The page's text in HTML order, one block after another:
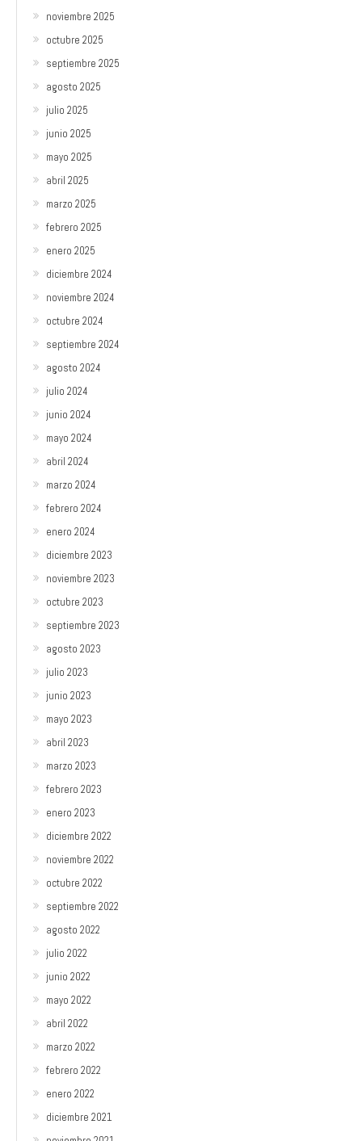
noviembre 2025
octubre 2025
septiembre 2025
agosto 2025
julio 2025
junio 2025
mayo 2025
abril 2025
marzo 2025
febrero 2025
enero 2025
diciembre 2024
noviembre 2024
octubre 2024
septiembre 2024
agosto 2024
julio 2024
junio 2024
mayo 2024
abril 2024
marzo 2024
febrero 2024
enero 2024
diciembre 2023
noviembre 2023
octubre 2023
septiembre 2023
agosto 2023
julio 2023
junio 2023
mayo 2023
abril 2023
marzo 2023
febrero 2023
enero 2023
diciembre 2022
noviembre 2022
octubre 2022
septiembre 2022
agosto 2022
julio 2022
junio 2022
mayo 2022
abril 2022
marzo 2022
febrero 2022
enero 2022
diciembre 2021